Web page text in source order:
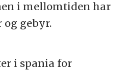
i mellomtiden har
og gebyr.
i spania for